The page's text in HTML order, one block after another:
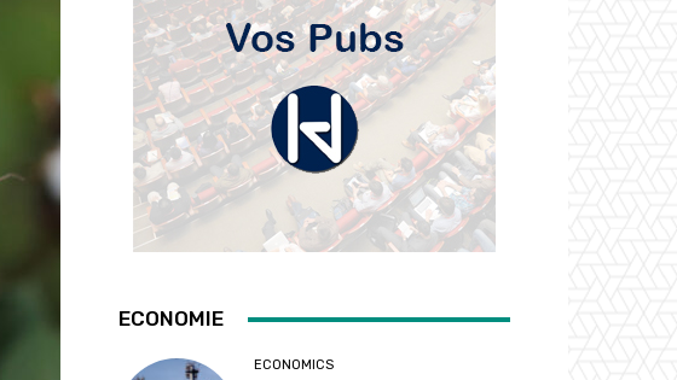
ECONOMIE
ECONOMICS